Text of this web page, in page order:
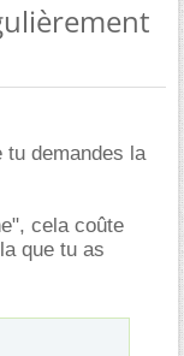
demandes la
cela coûte
que tu as